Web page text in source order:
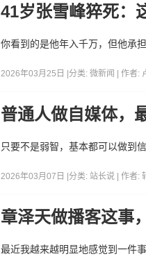
41岁张雪峰猝死：
你看到的是他年入千万，但他承
2026年03月25日 | 分类: 微新闻 | 作者:
普通人做自媒体，
只要不是弱智，基本都可以做到
2026年03月07日 | 分类: 站长说 | 作者:
章泽天做播客这事
最近我越来越明显地感觉到一件